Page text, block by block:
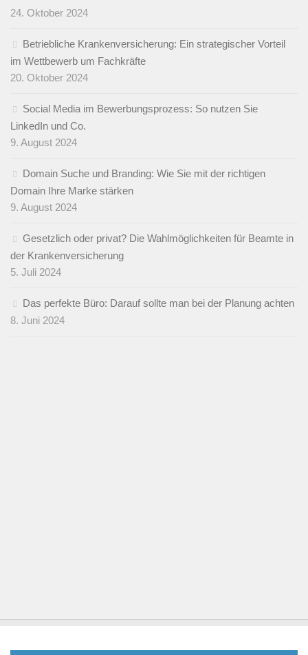
24. Oktober 2024
Betriebliche Krankenversicherung: Ein strategischer Vorteil
im Wettbewerb um Fachkräfte
20. Oktober 2024
Social Media im Bewerbungsprozess: So nutzen Sie
LinkedIn und Co.
9. August 2024
Domain Suche und Branding: Wie Sie mit der richtigen
Domain Ihre Marke stärken
9. August 2024
Gesetzlich oder privat? Die Wahlmöglichkeiten für Beamte in
der Krankenversicherung
5. Juli 2024
Das perfekte Büro: Darauf sollte man bei der Planung achten
8. Juni 2024